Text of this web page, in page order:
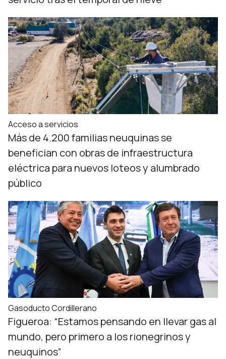
Acceso a servicios
Más de 4.200 familias neuquinas se
benefician con obras de infraestructura
eléctrica para nuevos loteos y alumbrado
público
Gasoducto Cordillerano
Figueroa: “Estamos pensando en llevar gas al
mundo, pero primero a los rionegrinos y
neuquinos”